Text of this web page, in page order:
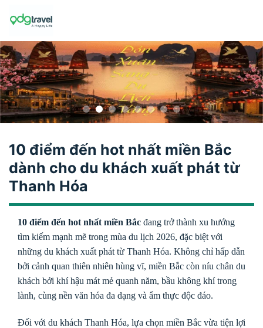
10 điểm đến hot nhất miền Bắc
dành cho du khách xuất phát từ
Thanh Hóa
10 điểm đến hot nhất miền Bắc đang trở thành xu hướng
tìm kiếm mạnh mẽ trong mùa du lịch 2026, đặc biệt với
những du khách xuất phát từ Thanh Hóa. Không chỉ hấp dẫn
bởi cảnh quan thiên nhiên hùng vĩ, miền Bắc còn níu chân du
khách bởi khí hậu mát mẻ quanh năm, bầu không khí trong
lành, cùng nền văn hóa đa dạng và ẩm thực độc đáo.
Đối với du khách Thanh Hóa, lựa chọn miền Bắc vừa tiện lợi